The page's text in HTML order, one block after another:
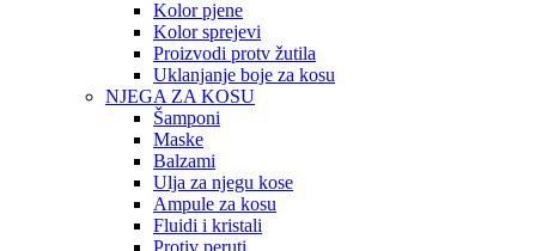
Kolor pjene
Kolor sprejevi
Proizvodi protv žutila
Uklanjanje boje za kosu
NJEGA ZA KOSU
Šamponi
Maske
Balzami
Ulja za njegu kose
Ampule za kosu
Fluidi i kristali
Protiv peruti